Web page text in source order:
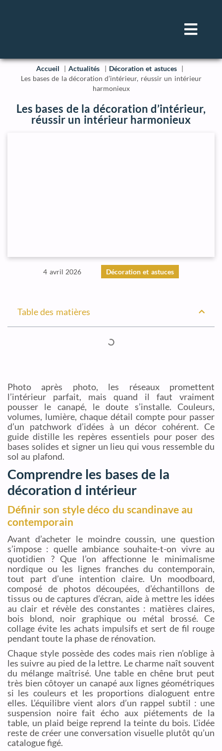
Accueil Actualités
Décoration et astuces
Les bases de la décoration d’intérieur, réussir un intérieur
harmonieux
Les bases de la décoration d’intérieur,
réussir un intérieur harmonieux
4 avril 2026 Décoration et astuces
Table des matières
Photo après photo, les réseaux promettent
l’intérieur parfait, mais quand il faut vraiment
pousser le canapé, le doute s’installe. Couleurs,
volumes, lumière, chaque détail compte pour passer
d’un patchwork d’idées à un décor cohérent. Ce
guide distille les repères essentiels pour poser des
bases solides et signer un lieu qui vous ressemble du
sol au plafond.
Comprendre les bases de la
décoration d intérieur
Définir son style déco du scandinave au
contemporain
Avant d’acheter le moindre coussin, une question
s’impose : quelle ambiance souhaite-t-on vivre au
quotidien ? Que l’on affectionne le minimalisme
nordique ou les lignes franches du contemporain,
tout part d’une intention claire. Un moodboard,
composé de photos découpées, d’échantillons de
tissus ou de captures d’écran, aide à mettre les idées
au clair et révèle des constantes : matières claires,
bois blond, noir graphique ou métal brossé. Ce
collage évite les achats impulsifs et sert de fil rouge
pendant toute la phase de rénovation.
Chaque style possède des codes mais rien n’oblige à
les suivre au pied de la lettre. Le charme naît souvent
du mélange maîtrisé. Une table en chêne brut peut
très bien côtoyer un canapé aux lignes géométriques
si les couleurs et les proportions dialoguent entre
elles. L’équilibre vient alors d’un rappel subtil : une
suspension noire fait écho aux piétements de la
table, un plaid beige reprend la teinte du bois. L’idée
reste de créer une conversation visuelle plutôt qu’un
catalogue figé.